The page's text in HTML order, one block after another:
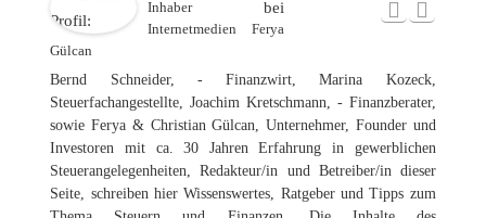
Inhaberbei
Internetmedien Ferya
Gülcan
Bernd Schneider, - Finanzwirt, Marina Kozeck,
Steuerfachangestellte, Joachim Kretschmann, - Finanzberater,
sowie Ferya & Christian Gülcan, Unternehmer, Founder und
Investoren mit ca. 30 Jahren Erfahrung in gewerblichen
Steuerangelegenheiten, Redakteur/in und Betreiber/in dieser
Seite, schreiben hier Wissenswertes, Ratgeber und Tipps zum